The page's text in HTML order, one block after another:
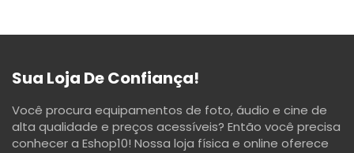
Sua Loja De Confiança!
Você procura equipamentos de foto, áudio e cine de
alta qualidade e preços acessíveis? Então você precisa
conhecer a Eshop10! Nossa loja física e online oferece